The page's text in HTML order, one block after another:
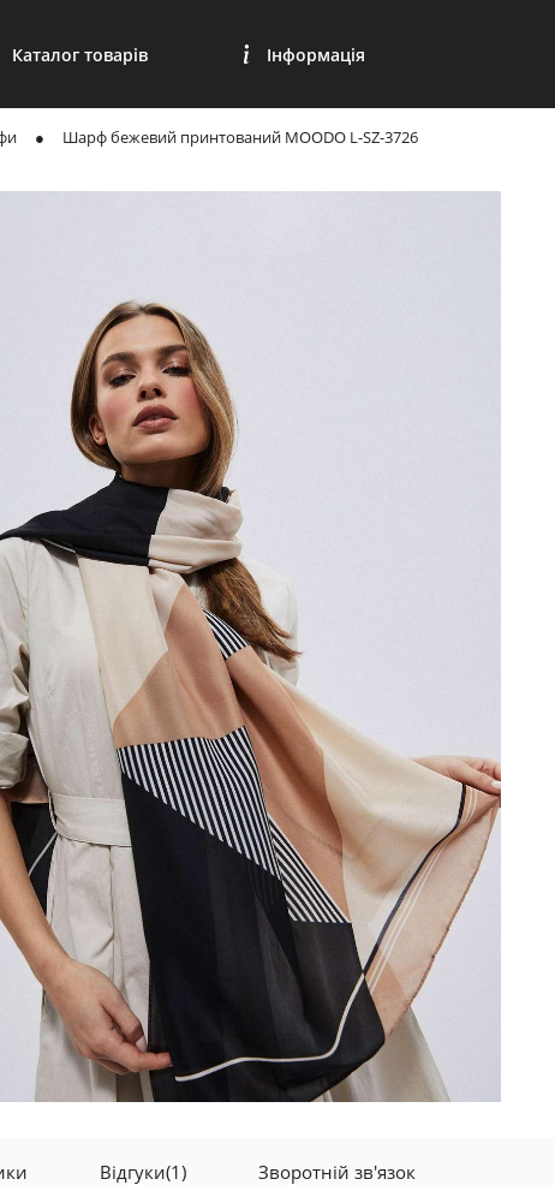
Каталог товарів Інформація
Шарф бежевий принтований MOODO L-SZ-3726
Відгуки(1) Зворотній зв'язок